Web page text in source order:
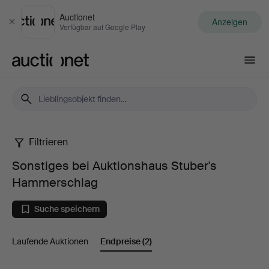
Schließen
Auctionet
Verfügbar auf Google Play Anzeigen
Sonstiges
bei
Auktionshaus
Stuber's
Filtrieren
Sonstiges bei Auktionshaus Stuber's
Hammerschlag
Suche speichern
Laufende Auktionen Endpreise(2)